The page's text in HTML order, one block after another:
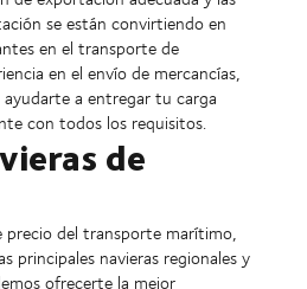
se están convirtiendo en
en el transporte de
en el envío de mercancías,
a entregar tu carga
con todos los requisitos.
de
precio del transporte marítimo,
principales navieras regionales y
ofrecerte la mejor